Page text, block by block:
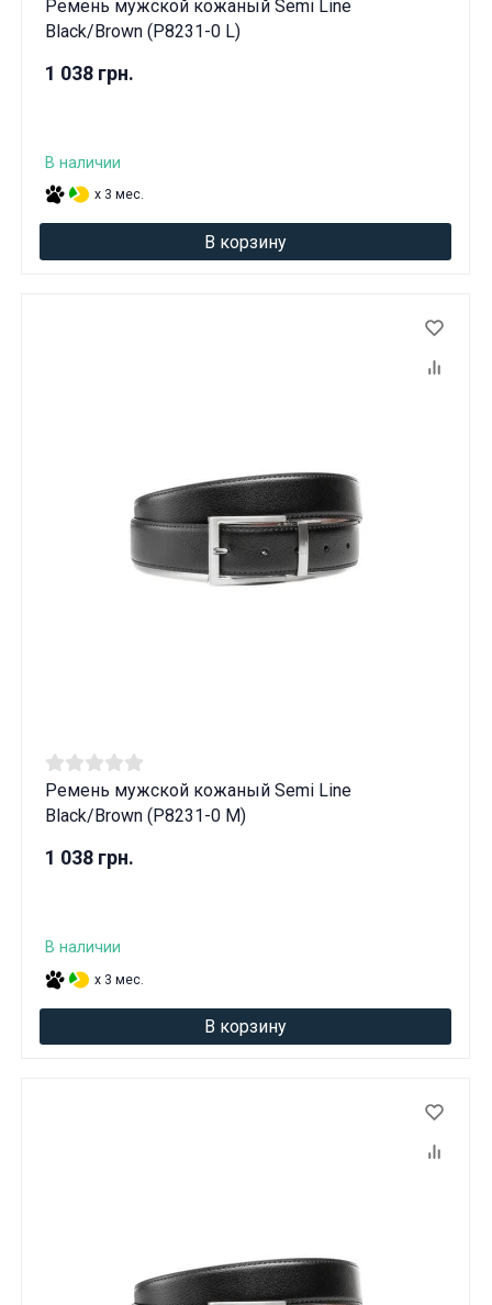
Ремень мужской кожаный Semi Line
Black/Brown (P8231-0 L)
1 038 грн.
В наличии
x 3 мес.
В корзину
Ремень мужской кожаный Semi Line
Black/Brown (P8231-0 M)
1 038 грн.
В наличии
x 3 мес.
В корзину
Вам исполнилось 18 лет?